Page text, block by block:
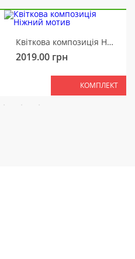
Квіткова композиція Ніжний мотив
2019.00 грн
КОМПЛЕКТ